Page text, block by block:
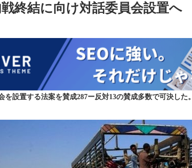
終結に向け対話委員会設置へ
設置する法案を賛成287ー反対13の賛成多数で可決した。